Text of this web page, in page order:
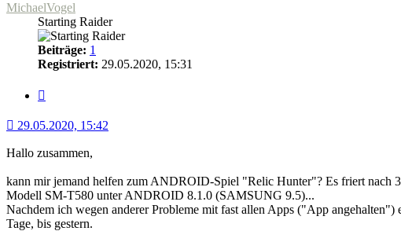
MichaelVogel
Starting Raider
Beiträge: 1
Registriert: 29.05.2020, 15:31
29.05.2020, 15:42
Hallo zusammen,
kann mir jemand helfen zum ANDROID-Spiel "Relic Hunter"? Es friert
Modell SM-T580 unter ANDROID 8.1.0 (SAMSUNG 9.5)...
Nachdem ich wegen anderer Probleme mit fast allen Apps ("App
Tage, bis gestern.